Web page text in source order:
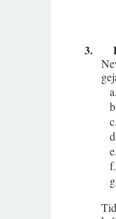
3.
a.
c.
e.
f.